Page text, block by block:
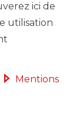
ici de
utilisation
Mentions